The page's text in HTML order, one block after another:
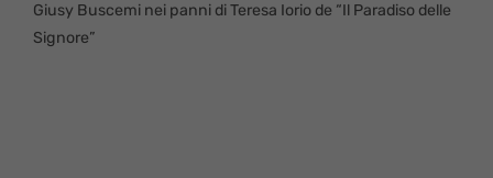
Giusy Buscemi nei panni di Teresa Iorio de “Il Paradiso delle
Signore”